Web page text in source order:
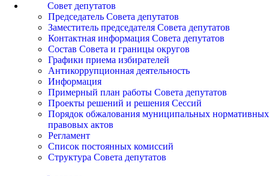
Совет депутатов
Председатель Совета депутатов
Заместитель председателя Совета депутатов
Контактная информация Совета депутатов
Состав Совета и границы округов
Графики приема избирателей
Антикоррупционная деятельность
Информация
Примерный план работы Совета депутатов
Проекты решений и решения Сессий
Порядок обжалования муниципальных нормативных
правовых актов
Регламент
Список постоянных комиссий
Структура Совета депутатов